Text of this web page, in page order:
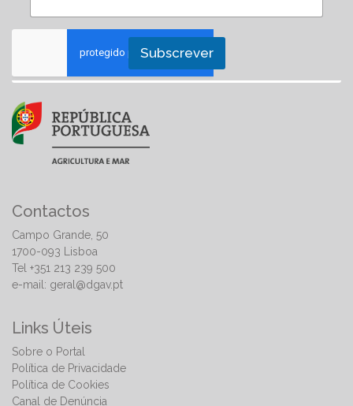
Subscrever
Contactos
Campo Grande, 50
1700-093 Lisboa
Tel +351 213 239 500
e-mail: geral@dgav.pt
Links Úteis
Sobre o Portal
Política de Privacidade
Política de Cookies
Canal de Denúncia